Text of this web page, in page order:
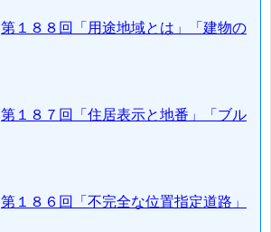
第１８８回「用途地域とは」「建物の
第１８７回「住居表示と地番」「ブル
第１８６回「不完全な位置指定道路」